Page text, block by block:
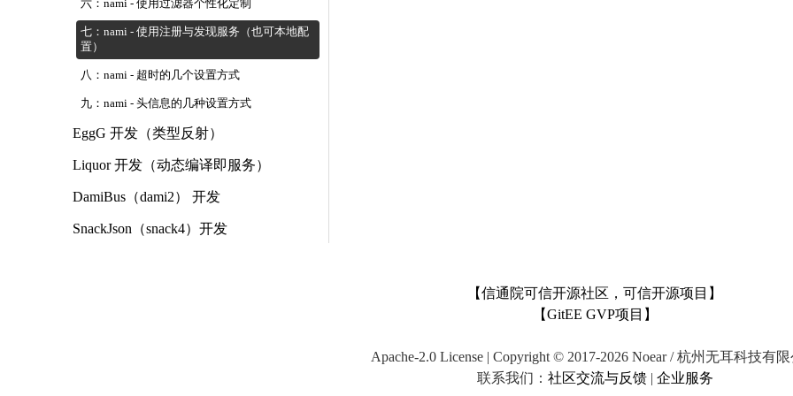
六：nami - 使用过滤器个性化定制
七：nami - 使用注册与发现服务（也可本地配
置）
八：nami - 超时的几个设置方式
九：nami - 头信息的几种设置方式
EggG 开发（类型反射）
Liquor 开发（动态编译即服务）
DamiBus（dami2） 开发
SnackJson（snack4）开发
【信通院可信开源社区，可信开源项目】
【GitEE GVP项目】
Apache-2.0 License | Copyright © 2017-2026 Noear / 杭州无耳科技有
联系我们： 社区交流与反馈| 企业服务